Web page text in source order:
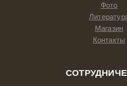
Фото
Магазин
Контакты